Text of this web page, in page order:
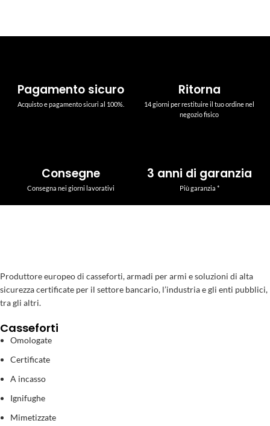
Pagamento sicuro
Acquisto e pagamento sicuri al 100%.
Ritorna
14 giorni per restituire il tuo ordine nel
negozio fisico
Consegne
Consegna nei giorni lavorativi
3 anni di garanzia
Più garanzia *
Produttore europeo di casseforti, armadi per armi e soluzioni di alta
sicurezza certificate per il settore bancario, l’industria e gli enti pubblici,
tra gli altri.
Casseforti
Omologate
Certificate
A incasso
Ignifughe
Mimetizzate